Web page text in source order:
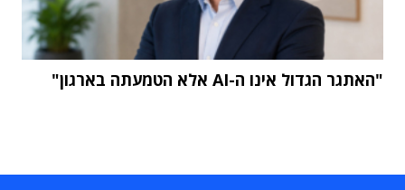
"האתגר הגדול אינו ה-AI אלא הטמעתה בארגון"